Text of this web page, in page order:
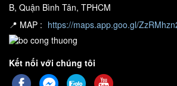
sợi thủy tinh độc quyền của thương hiệu
của Point 8 có thể xoay góc 90° x 60°, đảm
khi đặt đứng hay đặt nằm chiếc loa như một
Màng của bass loa có màu vàng đặc trưng,
nghệ Kevlar với tác dụng làm giảm biến
B, Quận Bình Tân, TPHCM
📍 MAP : https://maps.app.goo.gl/
Kết nối với chúng tôi